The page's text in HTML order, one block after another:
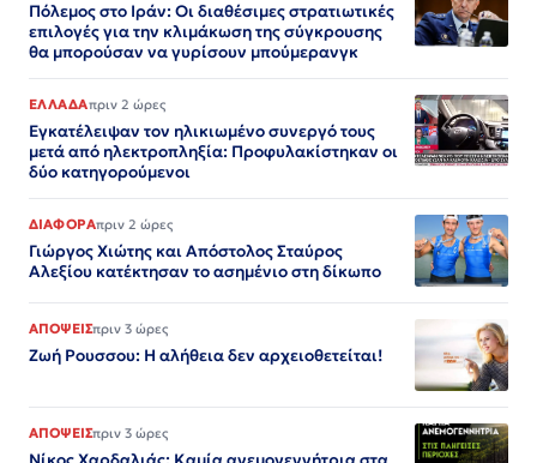
Πόλεμος στο Ιράν: Οι διαθέσιμες στρατιωτικές
επιλογές για την κλιμάκωση της σύγκρουσης
θα μπορούσαν να γυρίσουν μπούμερανγκ
ΕΛΛΑΔΑπριν 2 ώρες
Εγκατέλειψαν τον ηλικιωμένο συνεργό τους
μετά από ηλεκτροπληξία: Προφυλακίστηκαν οι
δύο κατηγορούμενοι
ΔΙΑΦΟΡΑπριν 2 ώρες
Γιώργος Χιώτης και Απόστολος Σταύρος
Αλεξίου κατέκτησαν το ασημένιο στη δίκωπο
ΑΠΟΨΕΙΣπριν 3 ώρες
Ζωή Ρουσσου: Η αλήθεια δεν αρχειοθετείται!
ΑΠΟΨΕΙΣπριν 3 ώρες